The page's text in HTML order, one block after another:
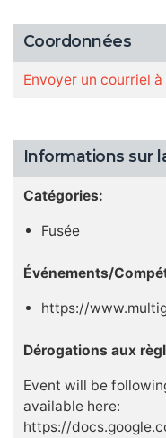
Coordonnées
Envoyer un courriel
Informations sur
Catégories:
Fusée
Événements/
https://
Dérogations aux
Event will be
available here:
https://